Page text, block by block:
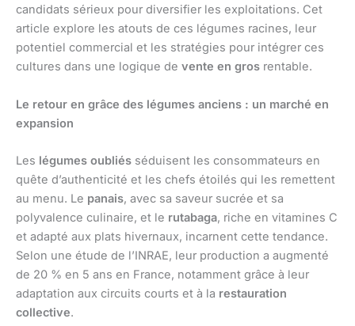
candidats sérieux pour diversifier les exploitations. Cet
article explore les atouts de ces légumes racines, leur
potentiel commercial et les stratégies pour intégrer ces
cultures dans une logique de vente en gros rentable.
Le retour en grâce des légumes anciens : un marché en
expansion
Les légumes oubliés séduisent les consommateurs en
quête d’authenticité et les chefs étoilés qui les remettent
au menu. Le panais, avec sa saveur sucrée et sa
polyvalence culinaire, et le rutabaga, riche en vitamines C
et adapté aux plats hivernaux, incarnent cette tendance.
Selon une étude de l’INRAE, leur production a augmenté
de 20 % en 5 ans en France, notamment grâce à leur
adaptation aux circuits courts et à la restauration
collective.